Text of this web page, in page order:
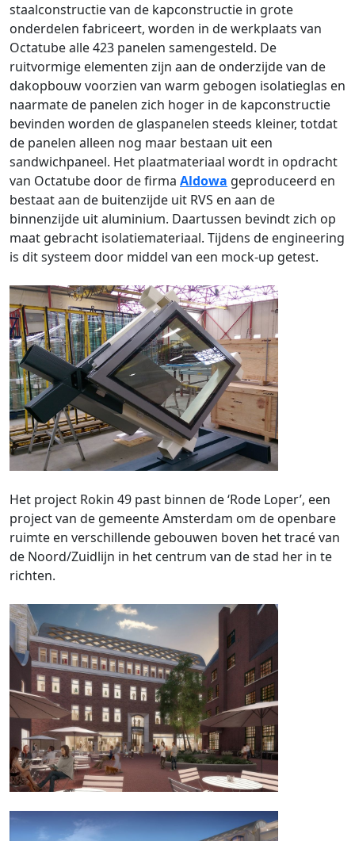
staalconstructie van de kapconstructie in grote
onderdelen fabriceert, worden in de werkplaats van
Octatube alle 423 panelen samengesteld. De
ruitvormige elementen zijn aan de onderzijde van de
dakopbouw voorzien van warm gebogen isolatieglas en
naarmate de panelen zich hoger in de kapconstructie
bevinden worden de glaspanelen steeds kleiner, totdat
de panelen alleen nog maar bestaan uit een
sandwichpaneel. Het plaatmateriaal wordt in opdracht
van Octatube door de firma Aldowa geproduceerd en
bestaat aan de buitenzijde uit RVS en aan de
binnenzijde uit aluminium. Daartussen bevindt zich op
maat gebracht isolatiemateriaal. Tijdens de engineering
is dit systeem door middel van een mock-up getest.
Het project Rokin 49 past binnen de ‘Rode Loper’, een
project van de gemeente Amsterdam om de openbare
ruimte en verschillende gebouwen boven het tracé van
de Noord/Zuidlijn in het centrum van de stad her in te
richten.